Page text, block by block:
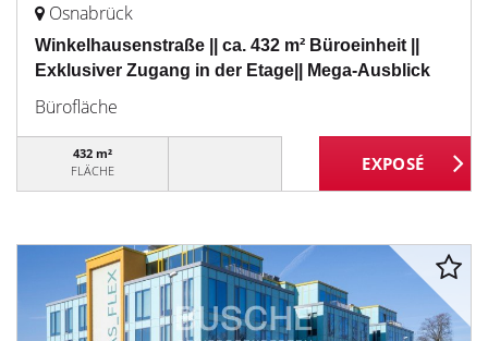
Osnabrück
Winkelhausenstraße || ca. 432 m² Büroeinheit ||
Exklusiver Zugang in der Etage|| Mega-Ausblick
Bürofläche
432 m²
FLÄCHE